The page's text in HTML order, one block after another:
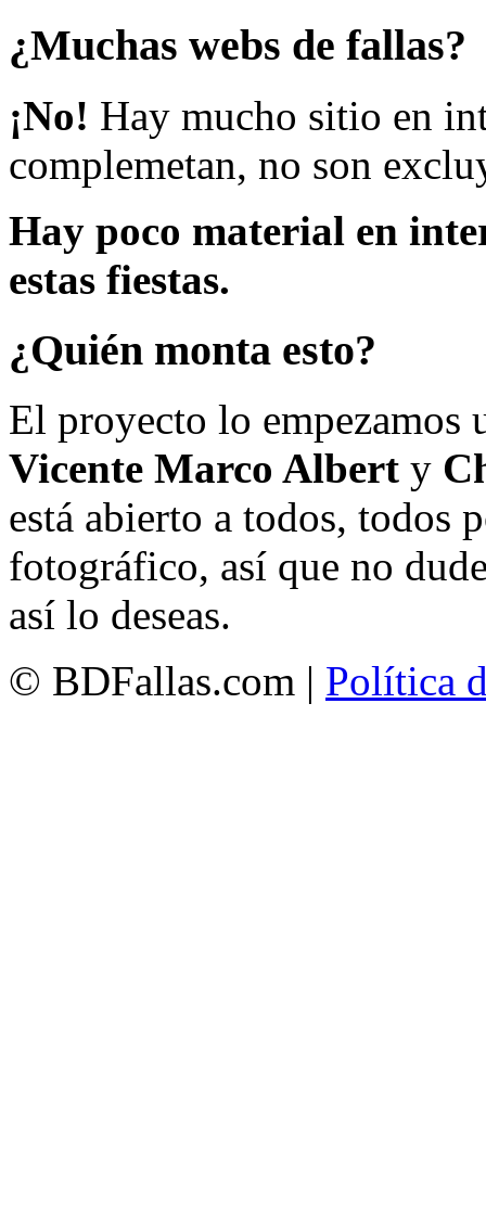
¿Muchas webs de fallas?
¡No! Hay mucho sitio en
complemetan, no son
Hay poco material en
estas fiestas.
¿Quién monta esto?
El proyecto lo empezamos
Vicente Marco Albert y
está abierto a todos, todos
fotográfico, así que no
así lo deseas.
© BDFallas.com | Política